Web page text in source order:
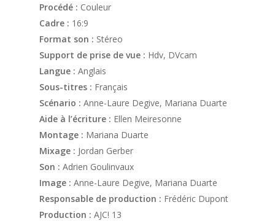
Procédé : Couleur
Cadre : 16:9
Format son : Stéreo
Support de prise de vue : Hdv, DVcam
Langue : Anglais
Sous-titres : Français
Scénario : Anne-Laure Degive, Mariana Duarte
Aide à l’écriture : Ellen Meiresonne
Montage : Mariana Duarte
Mixage : Jordan Gerber
Son : Adrien Goulinvaux
Image : Anne-Laure Degive, Mariana Duarte
Responsable de production : Frédéric Dupont
Production : AJC! 13